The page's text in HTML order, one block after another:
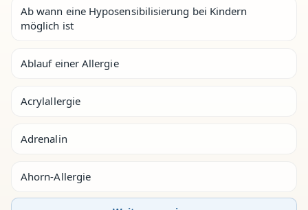
Ab wann eine Hyposensibilisierung bei Kindern
möglich ist
Ablauf einer Allergie
Acrylallergie
Adrenalin
Ahorn-Allergie